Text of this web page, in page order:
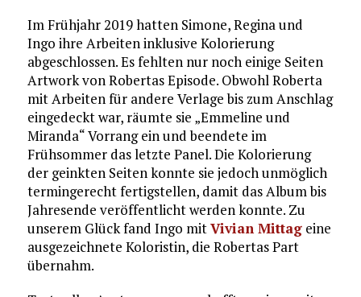
Im Frühjahr 2019 hatten Simone, Regina und
Ingo ihre Arbeiten inklusive Kolorierung
abgeschlossen. Es fehlten nur noch einige Seiten
Artwork von Robertas Episode. Obwohl Roberta
mit Arbeiten für andere Verlage bis zum Anschlag
eingedeckt war, räumte sie „Emmeline und
Miranda“ Vorrang ein und beendete im
Frühsommer das letzte Panel. Die Kolorierung
der geinkten Seiten konnte sie jedoch unmöglich
termingerecht fertigstellen, damit das Album bis
Jahresende veröffentlicht werden konnte. Zu
unserem Glück fand Ingo mitVivian Mittageine
ausgezeichnete Koloristin, die Robertas Part
übernahm.